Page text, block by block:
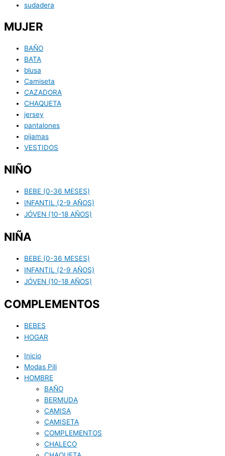
sudadera
MUJER
BAÑO
BATA
blusa
Camiseta
CAZADORA
CHAQUETA
jersey
pantalones
pijamas
VESTIDOS
NIÑO
BEBE (0-36 MESES)
INFANTIL (2-9 AÑOS)
JÓVEN (10-18 AÑOS)
NIÑA
BEBE (0-36 MESES)
INFANTIL (2-9 AÑOS)
JÓVEN (10-18 AÑOS)
COMPLEMENTOS
BEBES
HOGAR
Inicio
Modas Pili
HOMBRE
BAÑO
BERMUDA
CAMISA
CAMISETA
COMPLEMENTOS
CHALECO